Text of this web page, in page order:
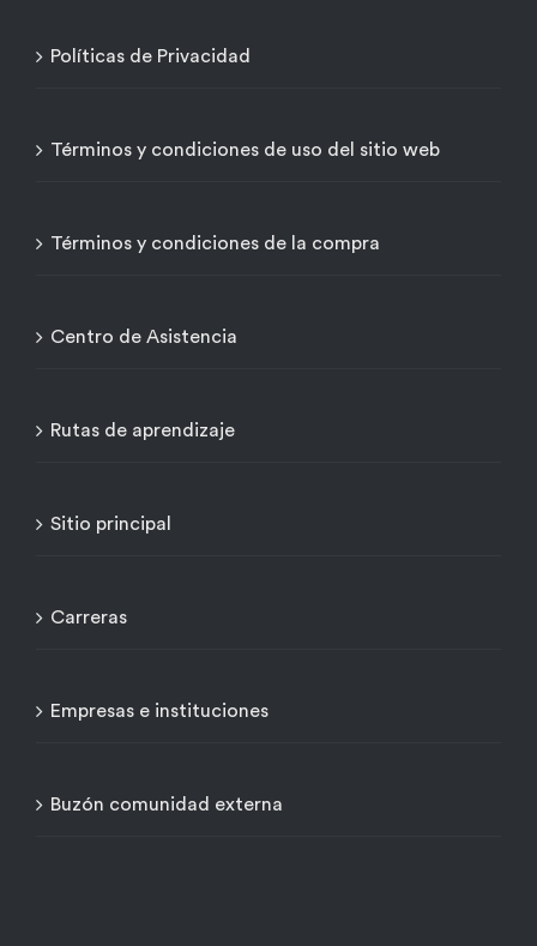
Políticas de Privacidad
Términos y condiciones de uso del sitio web
Términos y condiciones de la compra
Centro de Asistencia
Rutas de aprendizaje
Sitio principal
Carreras
Empresas e instituciones
Buzón comunidad externa